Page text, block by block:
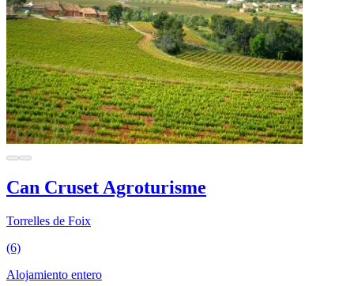
Can Cruset Agroturisme
Torrelles de Foix
(6)
Alojamiento entero